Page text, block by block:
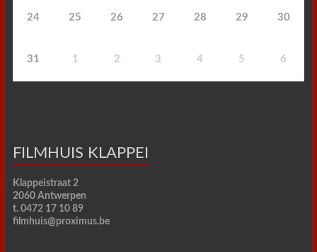
24 25 26 27 28 29 30
31 1 2 3 4 5 6
FILMHUIS KLAPPEI
Klappeistraat 2
2060 Antwerpen
t. 0472 17 10 89
filmhuis@proximus.be